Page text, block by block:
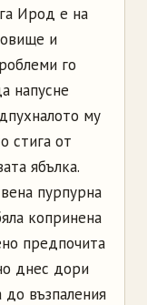
Ирод е на
и
го
напусне
му
стига от
ябълка.
пурпурна
копринена
предпочита
днес дори
възпаления